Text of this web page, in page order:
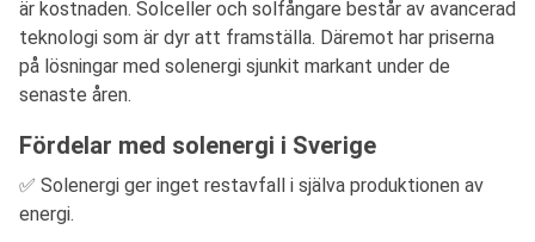
är kostnaden. Solceller och solfångare består av avancerad
teknologi som är dyr att framställa. Däremot har priserna
på lösningar med solenergi sjunkit markant under de
senaste åren.
Fördelar med solenergi i Sverige
✅ Solenergi ger inget restavfall i själva produktionen av
energi.